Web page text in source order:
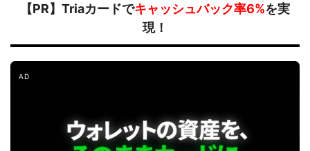
【PR】Triaカードでキャッシュバック率6%を実
現！
AD